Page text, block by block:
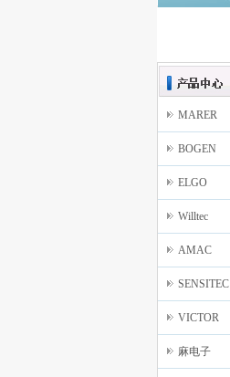
MARER
BOGEN
ELGO
Willtec
AMAC
SENSITEC
VICTOR
麻电子